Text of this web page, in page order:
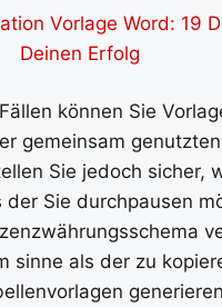
Vorlage Word: 19
Deinen Erfolg
können Sie
gemeinsam
Sie jedoch sicher,
der Sie durchpausen
sinne als der zu
generieren